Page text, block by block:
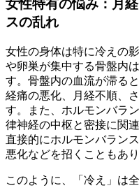
女性特有の悩み：月
スの乱れ
女性の身体は特に冷えの
や卵巣が集中する骨盤内
す。骨盤内の血流が滞る
経痛の悪化、月経不順、
す。また、ホルモンバラ
律神経の中枢と密接に関
直接的にホルモンバラン
悪化などを招くこともあり
このように、「冷え」は